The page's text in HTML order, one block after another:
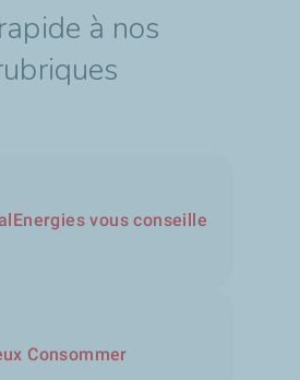
à nos
vous conseille
Consommer